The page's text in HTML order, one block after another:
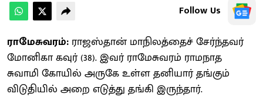
Follow Us
ராமேசுவரம்: ராஜஸ்தான் மாநிலத்தைச் சேர்ந்தவர்
மோனிகா கவுர் (38). இவர் ராமேசுவரம் ராமநாத
சுவாமி கோயில் அருகே உள்ள தனியார் தங்கும்
விடுதியில் அறை எடுத்து தங்கி இருந்தார்.